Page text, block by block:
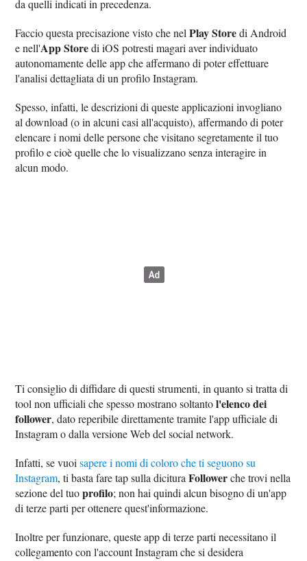
da quelli indicati in precedenza.
Faccio questa precisazione visto che nelPlay Storedi Android
e nell'App Storedi iOS potresti magari aver individuato
autonomamente delle app che affermano di poter effettuare
l'analisi dettagliata di un profilo Instagram.
Spesso, infatti, le descrizioni di queste applicazioni invogliano
al download (o in alcuni casi all'acquisto), affermando di poter
elencare i nomi delle persone che visitano segretamente il tuo
profilo e cioè quelle che lo visualizzano senza interagire in
alcun modo.
Ti consiglio di diffidare di questi strumenti, in quanto si tratta di
tool non ufficiali che spesso mostrano soltantol'elenco dei
follower, dato reperibile direttamente tramite l'app ufficiale di
Instagram o dalla versione Web del social network.
Infatti, se vuoisapere i nomi di coloro che ti seguono su
Instagram, ti basta fare tap sulla dicituraFollowerche trovi nella
sezione del tuoprofilo; non hai quindi alcun bisogno di un'app
di terze parti per ottenere quest'informazione.
Inoltre per funzionare, queste app di terze parti necessitano il
collegamento con l'account Instagram che si desidera